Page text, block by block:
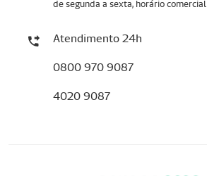
de segunda a sexta, horário comercial
Atendimento 24h
0800 970 9087
4020 9087